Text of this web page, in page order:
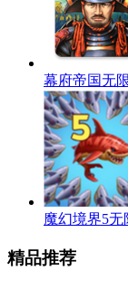
幕府帝国无
魔幻境界5无
精品推荐